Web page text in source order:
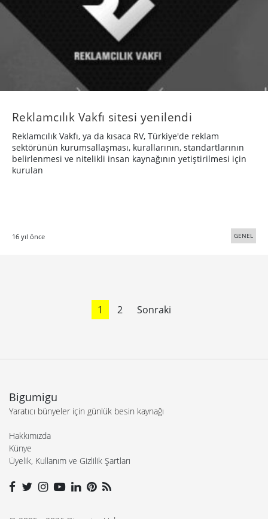
Reklamcılık Vakfı sitesi yenilendi
Reklamcılık Vakfı, ya da kısaca RV, Türkiye'de reklam
sektörünün kurumsallaşması, kurallarının, standartlarının
belirlenmesi ve nitelikli insan kaynağının yetiştirilmesi için
kurulan
16 yıl önce GENEL
1 2 Sonraki
Bigumigu
Yaratıcı bünyeler için günlük besin kaynağı
Hakkımızda
Künye
Üyelik, Kullanım ve Gizlilik Şartları